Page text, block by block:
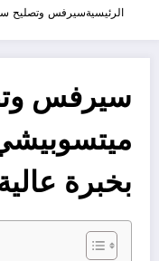
الرئيسيةسيرفس وتصليح
سيرفس
بخبرة